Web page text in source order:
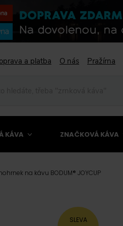
a platba O nás Pražírna
KÁVA ZNAČKOVÁ KÁVA
na kávu BODUM® JOYCUP
SLEVA